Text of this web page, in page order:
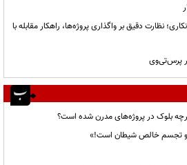
نظارت دقیق بر واگذاری پروژه‌ها، راهکار مقابله با
پرس‌تی‌وی
بلوک در پروژه‌های مدرن شده است؟
تجسم خالص شیطان است!»